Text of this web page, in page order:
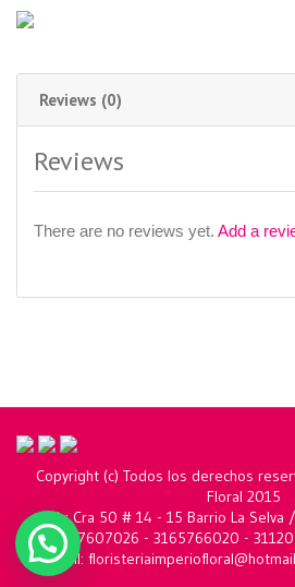
Reviews (0)
Reviews
There are no reviews yet. Add a
Copyright (c) Todos los derechos
Floral 2015
Dir: Cra 50 # 14 - 15 Barrio La Selva
3117607026 - 3165766020 -
Email: